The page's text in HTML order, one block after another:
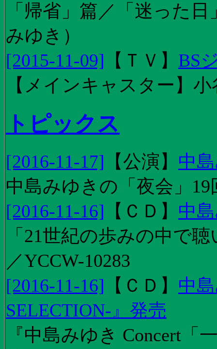
「帰省」篇／「迷った
みゆき）
[2015-11-09] 【 ＴＶ 】 BS
【メインキャスター】
トピックス
[2016-11-17] 【公演 】 中
中島みゆきの「夜会」
[2016-11-16] 【 ＣＤ 】 中
「21世紀の歩みの中で
／YCCW-10283
[2016-11-16] 【 ＣＤ 】 中
SELECTION-』発売
『中島みゆき Concert